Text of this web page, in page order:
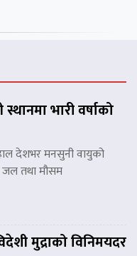
भारी वर्षाको
देशभर मनसुनी वायुको
जल तथा मौसम
मुद्राको विनिमयदर